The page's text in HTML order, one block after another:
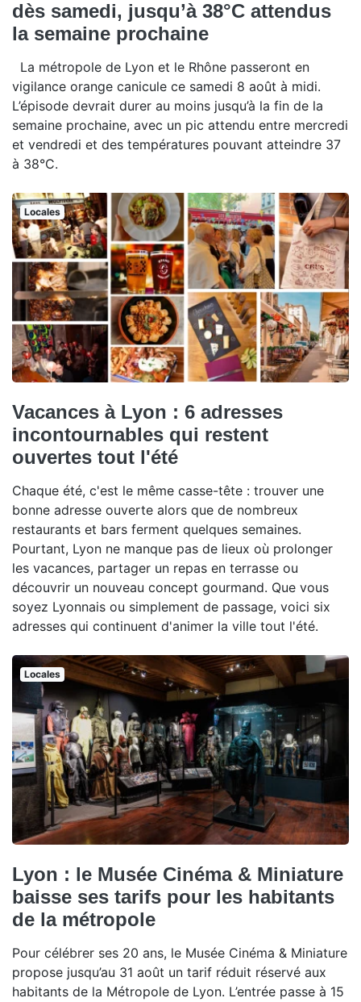
dès samedi, jusqu’à 38°C attendus
la semaine prochaine
La métropole de Lyon et le Rhône passeront en
vigilance orange canicule ce samedi 8 août à midi.
L’épisode devrait durer au moins jusqu’à la fin de la
semaine prochaine, avec un pic attendu entre mercredi
et vendredi et des températures pouvant atteindre 37
à 38°C.
Locales
Vacances à Lyon : 6 adresses
incontournables qui restent
ouvertes tout l'été
Chaque été, c'est le même casse-tête : trouver une
bonne adresse ouverte alors que de nombreux
restaurants et bars ferment quelques semaines.
Pourtant, Lyon ne manque pas de lieux où prolonger
les vacances, partager un repas en terrasse ou
découvrir un nouveau concept gourmand. Que vous
soyez Lyonnais ou simplement de passage, voici six
adresses qui continuent d'animer la ville tout l'été.
Locales
Lyon : le Musée Cinéma & Miniature
baisse ses tarifs pour les habitants
de la métropole
Pour célébrer ses 20 ans, le Musée Cinéma & Miniature
propose jusqu’au 31 août un tarif réduit réservé aux
habitants de la Métropole de Lyon. L’entrée passe à 15